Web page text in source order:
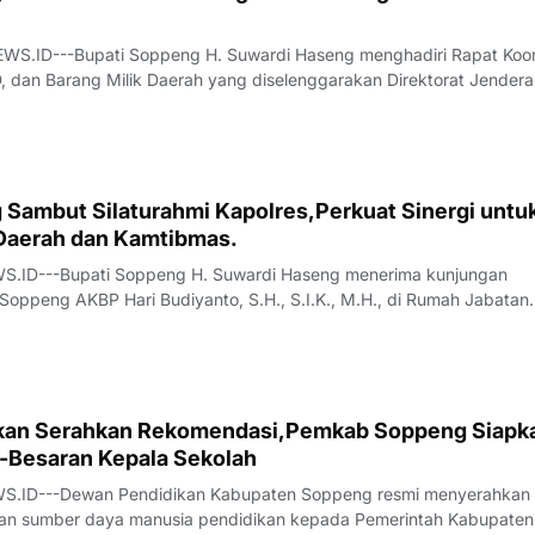
Bupati Soppeng H. Suwardi Haseng menghadiri Rapat
dan Barang Milik Daerah yang diselenggarakan Direktorat
Dalam Negeri di Gammara Hotel Makassar, Jumat (7/8/
Sambut Silaturahmi Kapolres,Perkuat Sinergi
dan Kamtibmas.
Bupati Soppeng H. Suwardi Haseng menerima kunjungan
AKBP Hari Budiyanto, S.H., S.I.K., M.H., di Rumah Jabatan
tersebut merupakan bagian dari rangkaian
Serahkan Rekomendasi,Pemkab Soppeng
Kepala Sekolah
Dewan Pendidikan Kabupaten Soppeng resmi menyerahkan
sumber daya manusia pendidikan kepada Pemerintah Kabupaten